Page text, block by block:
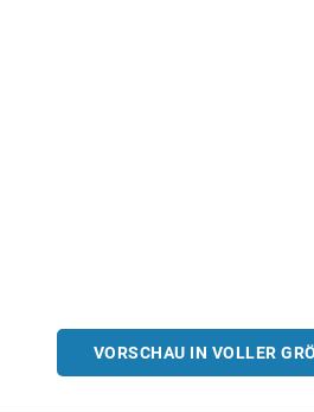
VORSCHAU IN VOLLER